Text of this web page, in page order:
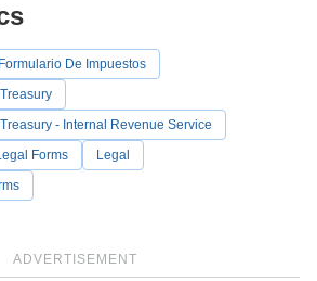
ADVERTISEMENT
Formulario De Impuestos
- Internal Revenue Service
Forms
Legal